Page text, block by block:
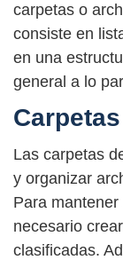
carpetas o
consiste en
en una
general a lo
Las carpetas
y organizar
Para
necesario
clasificadas.